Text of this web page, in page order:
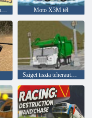
Kogama: Radiátor rugók Moto X3M tél
Sziget tiszta teherautó szemetet Sim